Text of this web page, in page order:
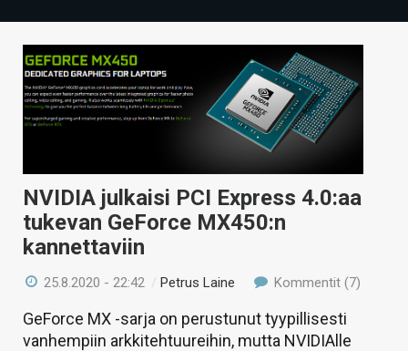
TECHBBS
TIETOA
HINTA.FI
VAIHDA TEEMA
NVIDIA julkaisi PCI Express 4.0:aa
tukevan GeForce MX450:n
kannettaviin
25.8.2020 - 22:42 /Petrus Laine Kommentit (7)
GeForce MX -sarja on perustunut tyypillisesti
vanhempiin arkkitehtuureihin, mutta NVIDIAlle